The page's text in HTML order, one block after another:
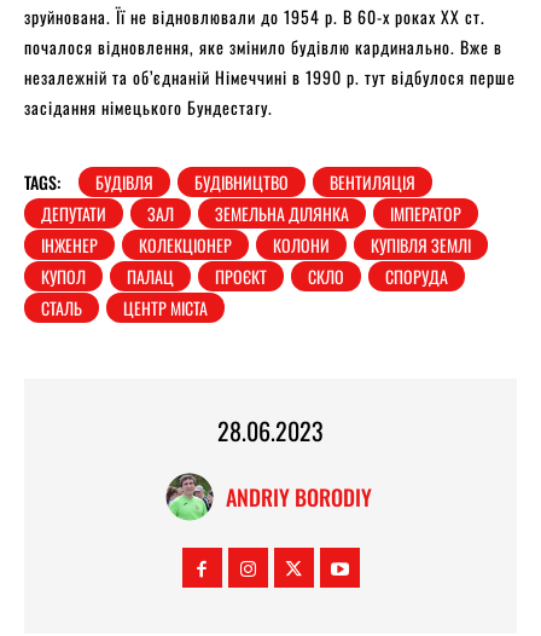
зруйнована. Її не відновлювали до 1954 р. В 60-х роках ХХ ст.
почалося відновлення, яке змінило будівлю кардинально. Вже в
незалежній та об’єднаній Німеччині в 1990 р. тут відбулося перше
засідання німецького Бундестагу.
TAGS: БУДІВЛЯ БУДІВНИЦТВО
ВЕНТИЛЯЦІЯ
ДЕПУТАТИ
ЗАЛ ЗЕМЕЛЬНА ДІЛЯНКА
ІМПЕРАТОР
ІНЖЕНЕР
КОЛЕКЦІОНЕР КОЛОНИ
КУПІВЛЯ ЗЕМЛІ
КУПОЛ
ПАЛАЦ ПРОЄКТ СКЛО
СПОРУДА
СТАЛЬ
ЦЕНТР МІСТА
28.06.2023
ANDRIY BORODIY